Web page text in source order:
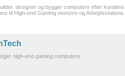
designer og bygger computere efter
til High-end Gaming monstre og
high-end gaming computere